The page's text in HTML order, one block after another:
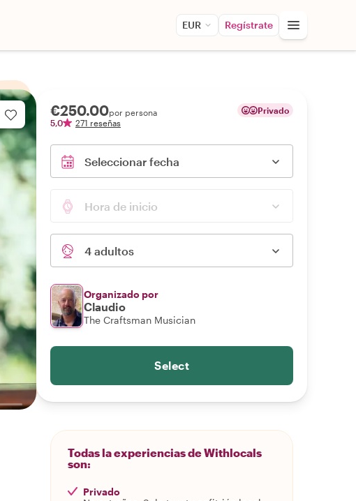
EUR Regístrate
€250.00por persona
5,0
271 reseñas
Privado
Seleccionar fecha
Hora de inicio
4 adultos
Organizado por
Claudio
The Craftsman Musician
Select
Todas la experiencias de Withlocals
son:
Privado